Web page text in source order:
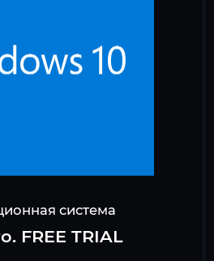
система
FREE TRIAL